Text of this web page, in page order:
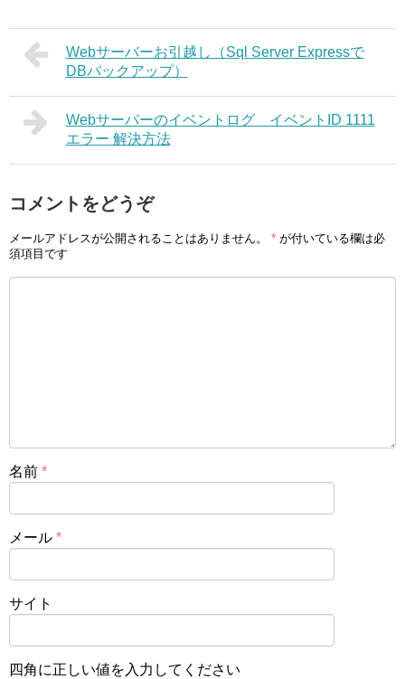
Webサーバーお引越し（Sql Server Expressで
DBバックアップ）
Webサーバーのイベントログ イベントID 1111
エラー 解決方法
コメントをどうぞ
メールアドレスが公開されることはありません。 * が付いている欄は必
須項目です
名前 *
メール *
サイト
四角に正しい値を入力してください